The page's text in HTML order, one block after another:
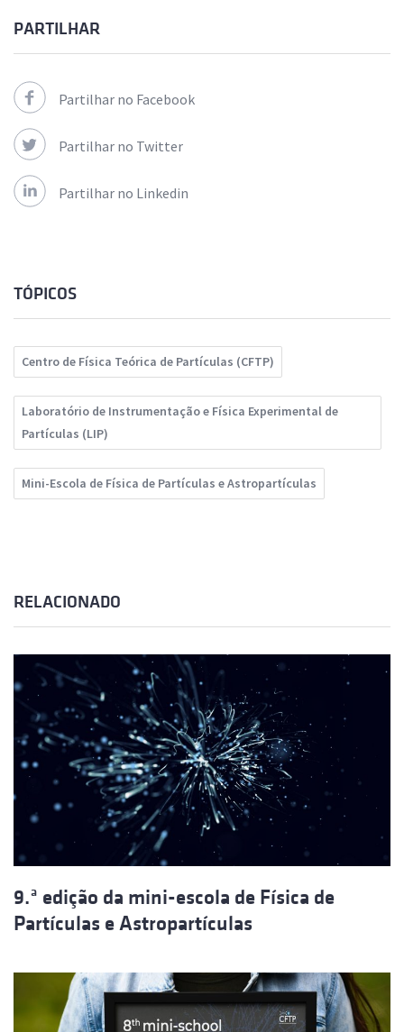
PARTILHAR
Partilhar no Facebook
Partilhar no Twitter
Partilhar no Linkedin
TÓPICOS
Centro de Física Teórica de Partículas (CFTP)
Laboratório de Instrumentação e Física Experimental de
Partículas (LIP)
Mini-Escola de Física de Partículas e Astropartículas
RELACIONADO
9.ª edição da mini-escola de Física de
Partículas e Astropartículas